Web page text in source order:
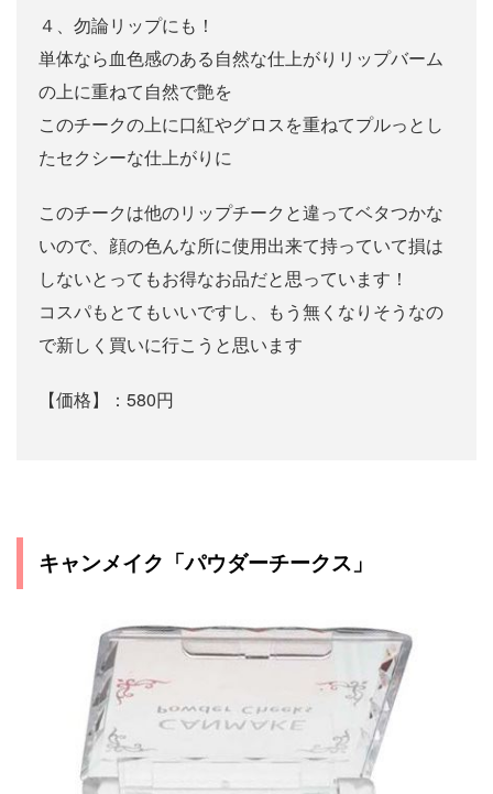
４、勿論リップにも！
単体なら血色感のある自然な仕上がりリップバーム
の上に重ねて自然で艶を
このチークの上に口紅やグロスを重ねてプルっとし
たセクシーな仕上がりに
このチークは他のリップチークと違ってベタつかな
いので、顔の色んな所に使用出来て持っていて損は
しないとってもお得なお品だと思っています！
コスパもとてもいいですし、もう無くなりそうなの
で新しく買いに行こうと思います
【価格】：580円
キャンメイク「パウダーチークス」